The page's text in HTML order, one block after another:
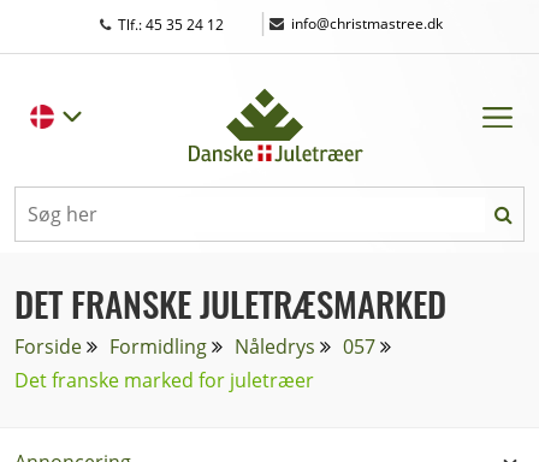
Tlf.: 45 35 24 12 | info@christmastree.dk
DET FRANSKE JULETRÆSMARKED
Forside Formidling Nåledrys
057
Det franske marked for juletræer